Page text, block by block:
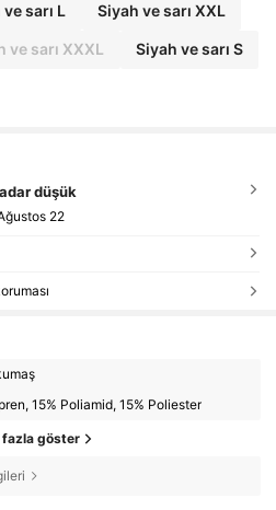
sarı L Siyah ve sarı XXL
ve sarı XXXL Siyah ve sarı S
düşük
22
15% Poliamid, 15% Poliester
fazla göster